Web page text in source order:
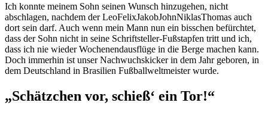
Ich konnte meinem Sohn seinen Wunsch hinzugehen, nicht
abschlagen, nachdem der LeoFelixJakobJohnNiklasThomas auch
dort sein darf. Auch wenn mein Mann nun ein bisschen befürchtet,
dass der Sohn nicht in seine Schriftsteller-Fußstapfen tritt und ich,
dass ich nie wieder Wochenendausflüge in die Berge machen kann.
Doch immerhin ist unser Nachwuchskicker in dem Jahr geboren, in
dem Deutschland in Brasilien Fußballweltmeister wurde.
„Schätzchen vor, schieß‘ ein Tor!“